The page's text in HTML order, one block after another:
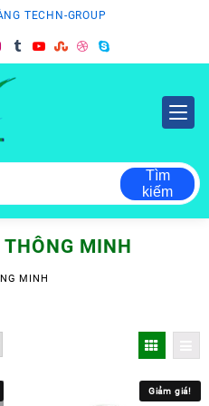
TECHN-GROUP
Tìm
kiếm
THÔNG MINH
MINH
Giảm giá!